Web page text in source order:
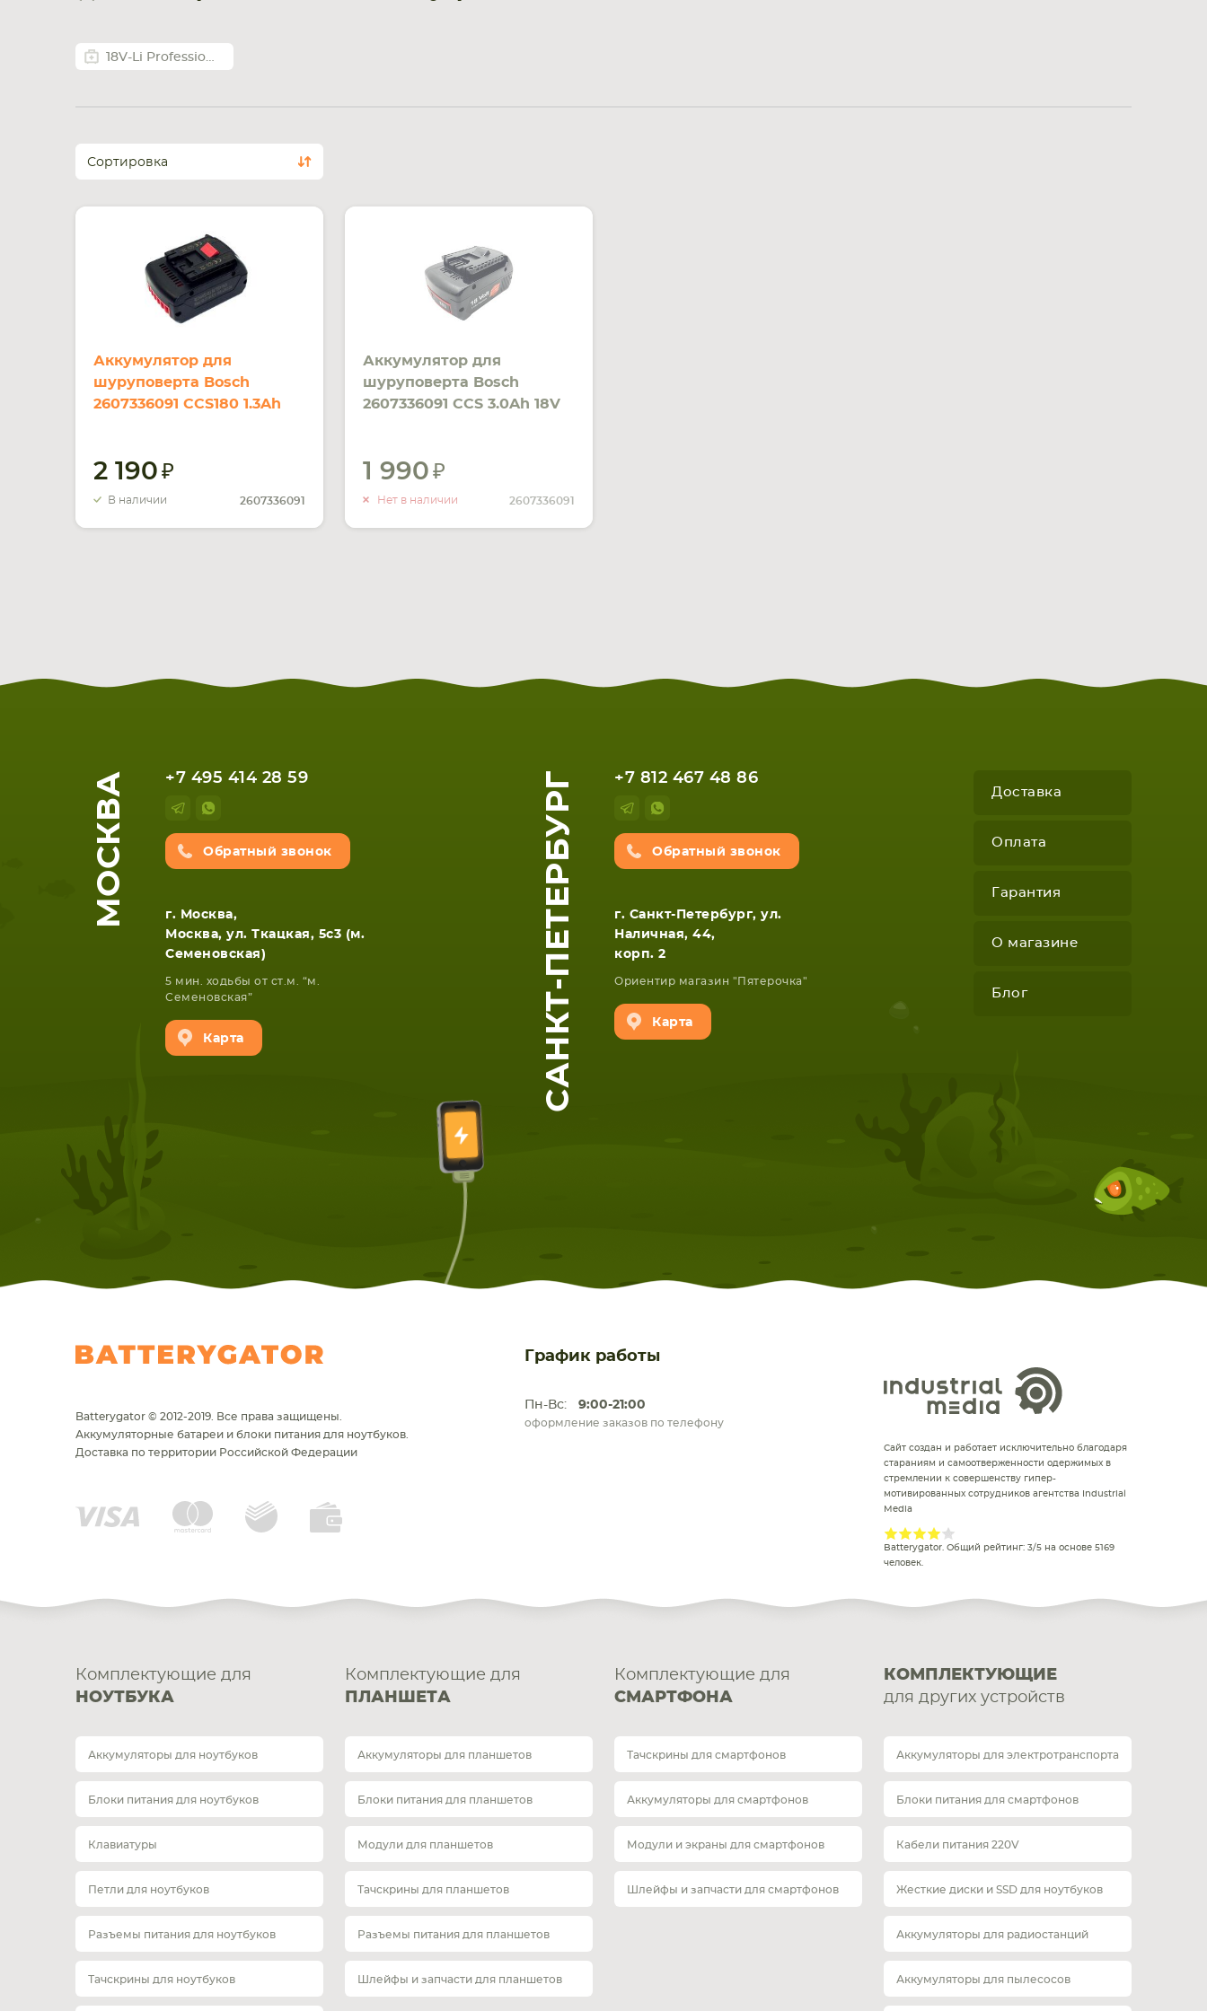
НОУТБУКА
18V-Li Professional
Сортировка
Аккумулятор для
шуруповерта Bosch
2607336091 CCS180 1.3Ah
2 190
В наличии 2607336091
Аккумулятор для
шуруповерта Bosch
2607336091 CCS 3.0Ah 18V
1 990
Нет в наличии 2607336091
О НАЛИЧИИ
МОСКВА +7 495 414 28 59
Обратный звонок
г. Москва,
Москва, ул. Ткацкая, 5с3 (м.
Семеновская)
5 мин. ходьбы от ст.м. “м.
Семеновская”
Карта САНКТ-ПЕТЕРБУРГ +7 812 467 48 86
Обратный звонок
г. Санкт-Петербург, ул.
Наличная, 44,
корп. 2
Ориентир магазин "Пятерочка"
Карта
Доставка
Оплата
Гарантия
О магазине
Блог
График работы
Пн-Вс: 9:00-21:00
оформление заказов по телефону
Batterygator © 2012-2019. Все права защищены.
Аккумуляторные батареи и блоки питания для ноутбуков.
Доставка по территории Российской Федерации
Сайт создан и работает исключительно благодаря
стараниям и самоотверженности одержимых в
стремлении к совершенству гипер-
мотивированных сотрудников агентства Industrial
Media
Batterygator. Общий рейтинг: 3/5 на основе 5169
человек.
Комплектующие для
НОУТБУКА
Аккумуляторы для ноутбуков
Блоки питания для ноутбуков
Клавиатуры
Петли для ноутбуков
Разъемы питания для ноутбуков
Тачскрины для ноутбуков
Комплектующие для
ПЛАНШЕТА
Аккумуляторы для планшетов
Блоки питания для планшетов
Модули для планшетов
Тачскрины для планшетов
Разъемы питания для планшетов
Шлейфы и запчасти для планшетов
Комплектующие для
СМАРТФОНА
Тачскрины для смартфонов
Аккумуляторы для смартфонов
Модули и экраны для смартфонов
Шлейфы и запчасти для смартфонов
КОМПЛЕКТУЮЩИЕ
для других устройств
Аккумуляторы для электротранспорта
Блоки питания для смартфонов
Кабели питания 220V
Жесткие диски и SSD для ноутбуков
Аккумуляторы для радиостанций
Аккумуляторы для пылесосов